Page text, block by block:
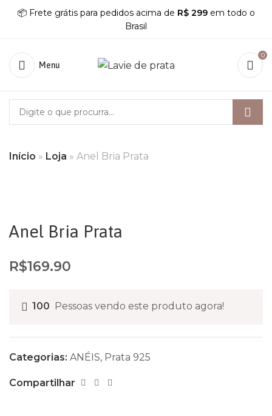
📦 Frete grátis para pedidos acima de R$ 299 em todo o
Brasil
Menu
0
Início » Loja » Anel Bria Prata
Anel Bria Prata
R$169.90
100 Pessoas vendo este produto agora!
Categorias: ANÉIS, Prata 925
Compartilhar